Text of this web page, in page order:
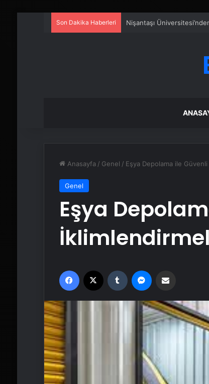
Son Dakika Haberleri Petmona : Kedi Maması
Anasayfa / Genel / Eşya Depolama ile
Genel
Eşya
Facebook Tumblr